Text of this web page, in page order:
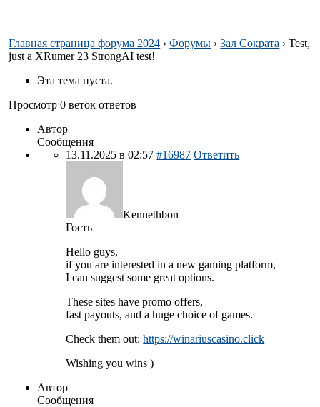
Главная страница форума 2024 › Форумы › Зал Сократа › Test,
just a XRumer 23 StrongAI test!
Эта тема пуста.
Просмотр 0 веток ответов
Автор
Сообщения
13.11.2025 в 02:57 #16987 Ответить
Kennethbon
Гость
Hello guys,
if you are interested in a new gaming platform,
I can suggest some great options.
These sites have promo offers,
fast payouts, and a huge choice of games.
Check them out:https://winariuscasino.click
Wishing you wins )
Автор
Сообщения